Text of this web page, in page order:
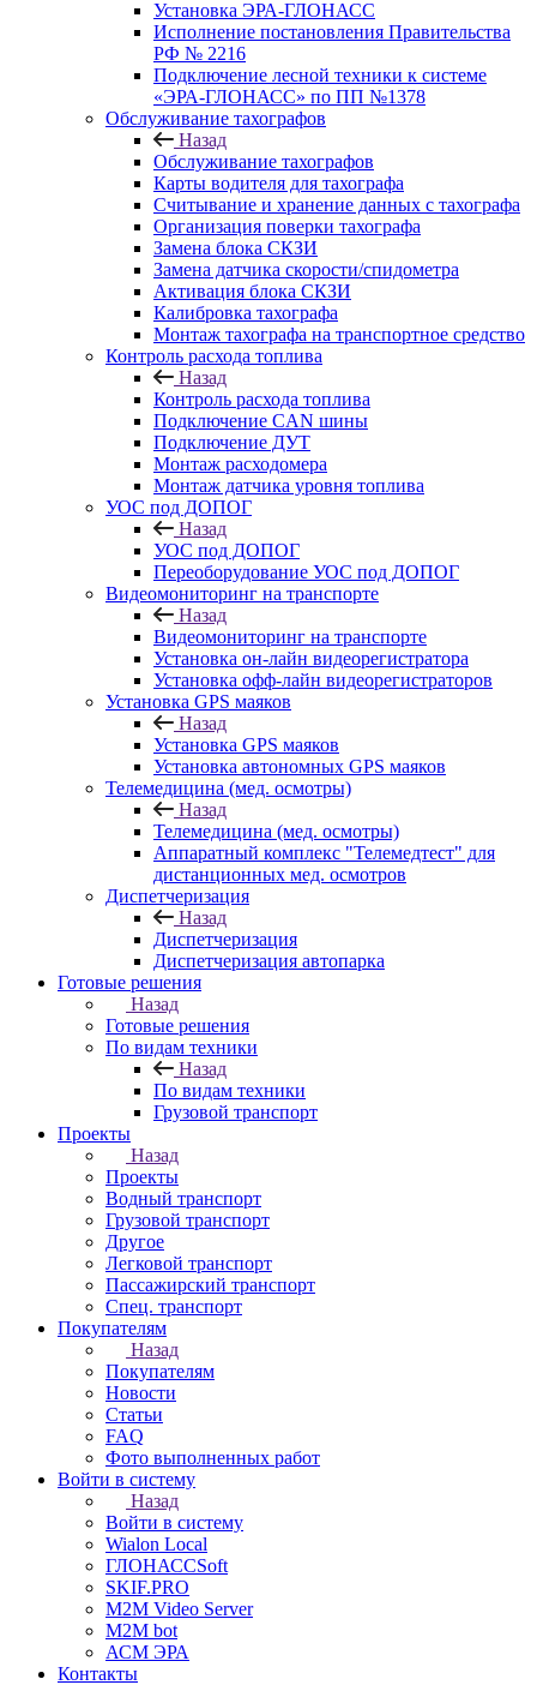
Установка ЭРА-ГЛОНАСС
Исполнение постановления Правительства
РФ № 2216
Подключение лесной техники к системе
«ЭРА-ГЛОНАСС» по ПП №1378
Обслуживание тахографов
Назад
Обслуживание тахографов
Карты водителя для тахографа
Считывание и хранение данных с тахографа
Организация поверки тахографа
Замена блока СКЗИ
Замена датчика скорости/спидометра
Активация блока СКЗИ
Калибровка тахографа
Монтаж тахографа на транспортное средство
Контроль расхода топлива
Назад
Контроль расхода топлива
Подключение CAN шины
Подключение ДУТ
Монтаж расходомера
Монтаж датчика уровня топлива
УОС под ДОПОГ
Назад
УОС под ДОПОГ
Переоборудование УОС под ДОПОГ
Видеомониторинг на транспорте
Назад
Видеомониторинг на транспорте
Установка он-лайн видеорегистратора
Установка офф-лайн видеорегистраторов
Установка GPS маяков
Назад
Установка GPS маяков
Установка автономных GPS маяков
Телемедицина (мед. осмотры)
Назад
Телемедицина (мед. осмотры)
Аппаратный комплекс "Телемедтест" для
дистанционных мед. осмотров
Диспетчеризация
Назад
Диспетчеризация
Диспетчеризация автопарка
Готовые решения
Назад
Готовые решения
По видам техники
Назад
По видам техники
Грузовой транспорт
Проекты
Назад
Проекты
Водный транспорт
Грузовой транспорт
Другое
Легковой транспорт
Пассажирский транспорт
Спец. транспорт
Покупателям
Назад
Покупателям
Новости
Статьи
FAQ
Фото выполненных работ
Войти в систему
Назад
Войти в систему
Wialon Local
ГЛОНАССSoft
SKIF.PRO
M2M Video Server
М2М bot
АСМ ЭРА
Контакты